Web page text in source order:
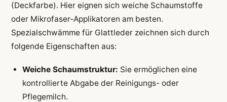
(Deckfarbe). Hier eignen sich weiche Schaumstoffe
oder Mikrofaser-Applikatoren am besten.
Spezialschwämme für Glattleder zeichnen sich durch
folgende Eigenschaften aus:
Weiche Schaumstruktur: Sie ermöglichen eine
kontrollierte Abgabe der Reinigungs- oder
Pflegemilch.